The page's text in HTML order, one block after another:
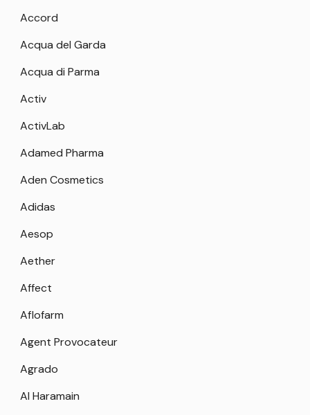
Accord
Acqua del Garda
Acqua di Parma
Activ
ActivLab
Adamed Pharma
Aden Cosmetics
Adidas
Aesop
Aether
Affect
Aflofarm
Agent Provocateur
Agrado
Al Haramain